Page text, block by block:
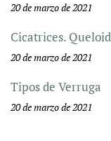
20 de marzo de 2021
Cicatrices.
20 de marzo de 2021
Tipos de Verruga
20 de marzo de 2021